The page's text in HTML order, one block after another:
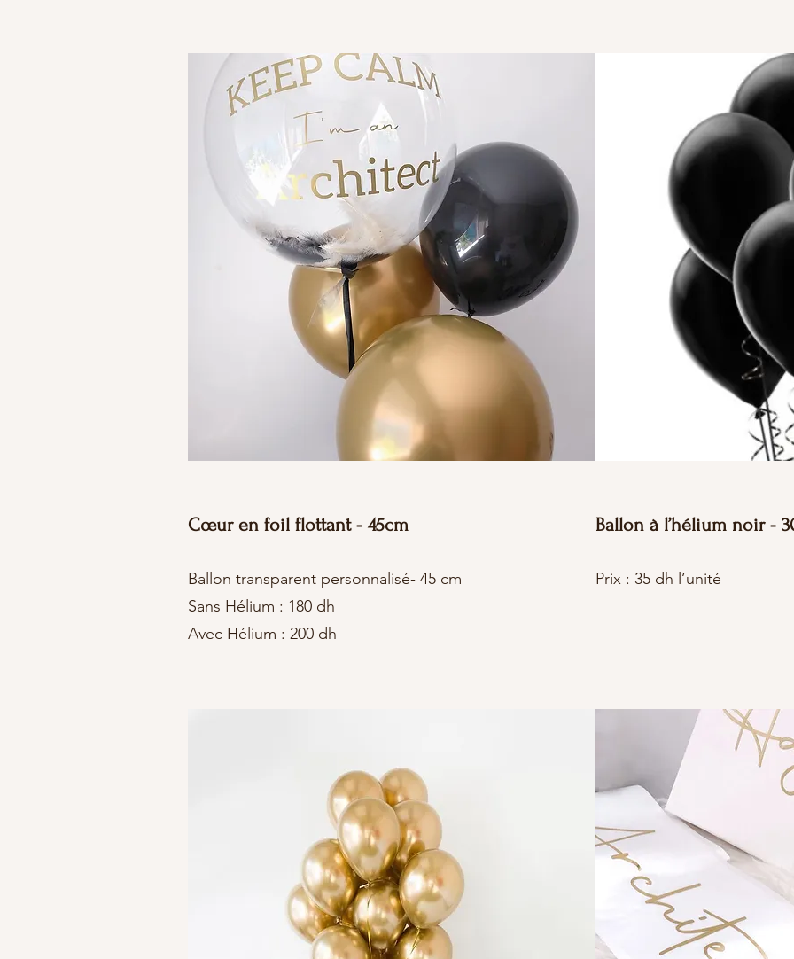
Cœur en foil flottant - 45cm
Ballon transparent personnalisé- 45 cm
Sans Hélium : 180 dh
Avec Hélium : 200 dh
Ballon à l’hélium noir -
Prix : 35 dh l’unité